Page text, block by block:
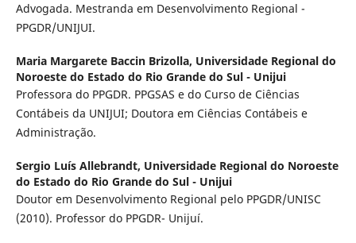
Advogada. Mestranda em Desenvolvimento Regional -
PPGDR/UNIJUI.
Maria Margarete Baccin Brizolla, Universidade Regional do
Noroeste do Estado do Rio Grande do Sul - Unijui
Professora do PPGDR. PPGSAS e do Curso de Ciências
Contábeis da UNIJUI; Doutora em Ciências Contábeis e
Administração.
Sergio Luís Allebrandt, Universidade Regional do Noroeste
do Estado do Rio Grande do Sul - Unijui
Doutor em Desenvolvimento Regional pelo PPGDR/UNISC
(2010). Professor do PPGDR- Unijuí.